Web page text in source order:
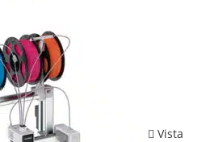
Vista